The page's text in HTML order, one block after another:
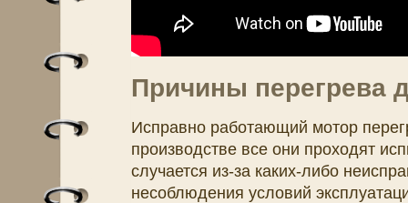
Причины перегрева
Исправно работающий мотор
производстве все они проходят
случается из-за каких-либо
несоблюдения условий